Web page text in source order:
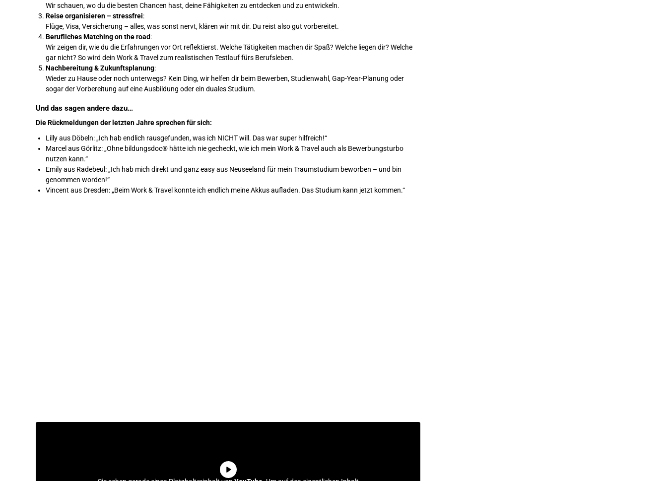
Wir schauen, wo du die besten Chancen hast, deine Fähigkeiten zu entdecken und zu entwickeln.
Reise organisieren – stressfrei:
Flüge, Visa, Versicherung – alles, was sonst nervt, klären wir mit dir. Du reist also gut vorbereitet.
Berufliches Matching on the road:
Wir zeigen dir, wie du die Erfahrungen vor Ort reflektierst. Welche Tätigkeiten machen dir Spaß? Welche liegen dir? Welche
gar nicht? So wird dein Work & Travel zum realistischen Testlauf fürs Berufsleben.
Nachbereitung & Zukunftsplanung:
Wieder zu Hause oder noch unterwegs? Kein Ding, wir helfen dir beim Bewerben, Studienwahl, Gap-Year-Planung oder
sogar der Vorbereitung auf eine Ausbildung oder ein duales Studium.
Und das sagen andere dazu…
Die Rückmeldungen der letzten Jahre sprechen für sich:
Lilly aus Döbeln: „Ich hab endlich rausgefunden, was ich NICHT will. Das war super hilfreich!“
Marcel aus Görlitz: „Ohne bildungsdoc® hätte ich nie gecheckt, wie ich mein Work & Travel auch als Bewerbungsturbo
nutzen kann.“
Emily aus Radebeul: „Ich hab mich direkt und ganz easy aus Neuseeland für mein Traumstudium beworben – und bin
genommen worden!“
Vincent aus Dresden: „Beim Work & Travel konnte ich endlich meine Akkus aufladen. Das Studium kann jetzt kommen.“